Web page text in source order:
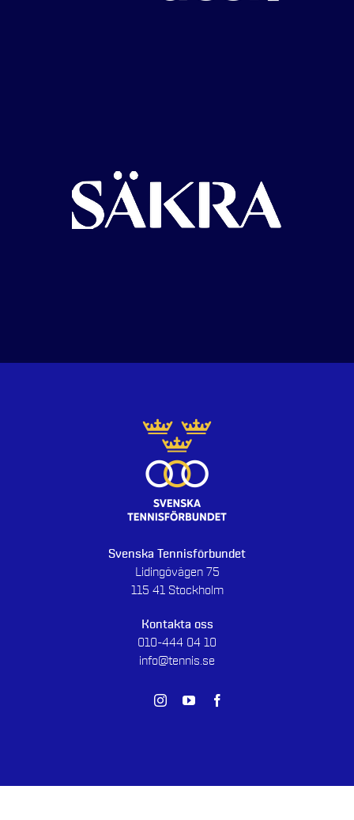
Svenska Tennisförbundet
Lidingövägen 75
115 41 Stockholm
Kontakta oss
010-444 04 10
info@tennis.se